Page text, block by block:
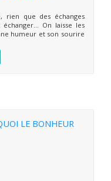
rien que des échanges
On laisse les
humeur et son sourire
LE BONHEUR